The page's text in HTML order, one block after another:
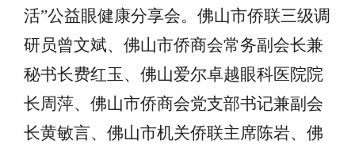
活”公益眼健康分享会。佛山市侨联三级调
研员曾文斌、佛山市侨商会常务副会长兼
秘书长费红玉、佛山爱尔卓越眼科医院院
长周萍、佛山市侨商会党支部书记兼副会
长黄敏言、佛山市机关侨联主席陈岩、佛